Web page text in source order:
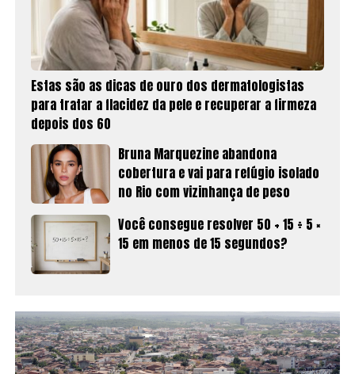
Estas são as dicas de ouro dos dermatologistas
para tratar a flacidez da pele e recuperar a firmeza
depois dos 60
Bruna Marquezine abandona
cobertura e vai para refúgio isolado
no Rio com vizinhança de peso
Você consegue resolver 50 + 15 ÷ 5 ×
15 em menos de 15 segundos?